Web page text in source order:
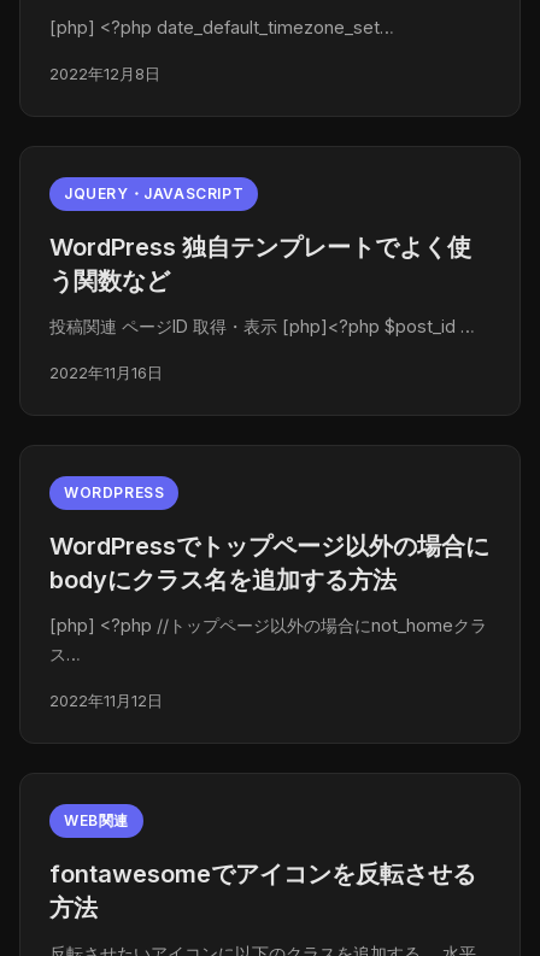
[php] <?php date_default_timezone_set…
2022年12月8日
JQUERY・JAVASCRIPT
WordPress 独自テンプレートでよく使
う関数など
投稿関連 ページID 取得・表示 [php]<?php $post_id …
2022年11月16日
WORDPRESS
WordPressでトップページ以外の場合に
bodyにクラス名を追加する方法
[php] <?php //トップページ以外の場合にnot_homeクラ
ス…
2022年11月12日
WEB関連
fontawesomeでアイコンを反転させる
方法